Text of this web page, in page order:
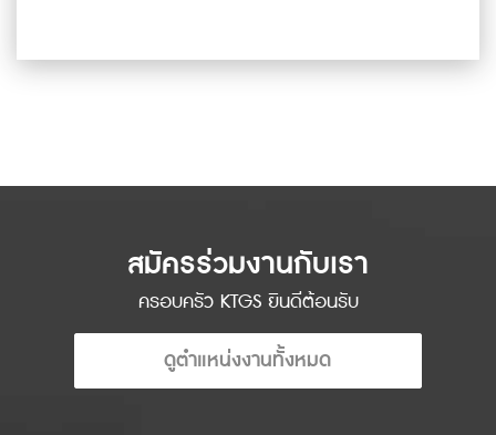
สมัครร่วมงานกับเรา
ครอบครัว KTGS ยินดีต้อนรับ
ดูตำแหน่งงานทั้งหมด